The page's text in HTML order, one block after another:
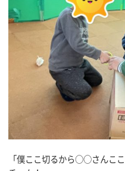
「僕ここ切るから○○さんこ